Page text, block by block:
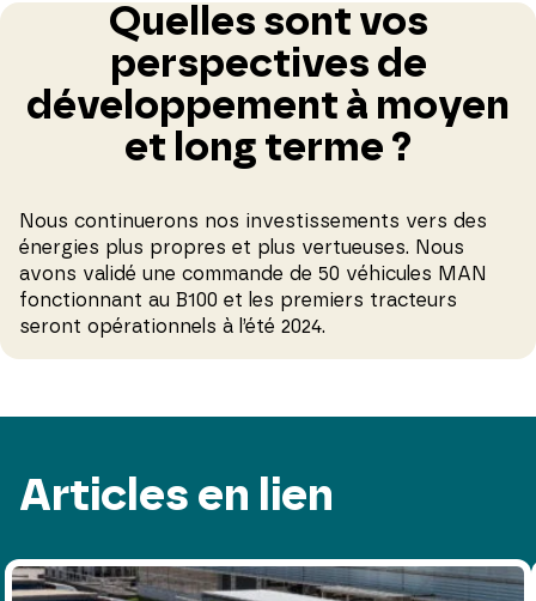
Quelles sont vos
perspectives de
développement à moyen
et long terme ?
Nous continuerons nos investissements vers des
énergies plus propres et plus vertueuses. Nous
avons validé une commande de 50 véhicules MAN
fonctionnant au B100 et les premiers tracteurs
seront opérationnels à l’été 2024.
Articles en lien